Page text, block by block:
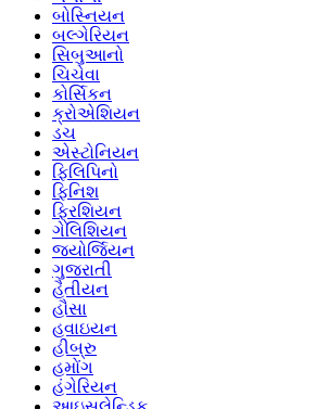
બોસ્નિયન
બલ્ગેરિયન
સિબુઆનો
ચિચેવા
કોર્સિકન
ક્રોએશિયન
ડચ
એસ્ટોનિયન
ફિલિપિનો
ફિનિશ
ફ્રિશિયન
ગેલિશિયન
જ્યોર્જિયન
ગુજરાતી
હૈતીયન
હૌસા
હવાઇયન
હીબ્રુ
હમોંગ
હંગેરિયન